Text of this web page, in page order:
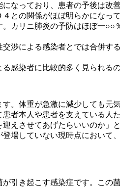
なっており、患者の予後は改善
との関係がほぼ明らかになっ
カリニ肺炎の予防はほぼ一
渉による感染者とでは合併す
感染者に比較的多く見られる
。体重が急激に減少しても元
者本人や患者を支えている人
えさせてあげたらいいのか」
場していない現時点において
引き起こす感染症です。この